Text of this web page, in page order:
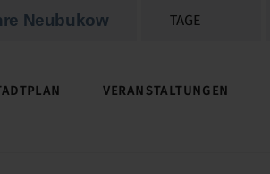
Neubukow TAGE
VERANSTALTUNGEN